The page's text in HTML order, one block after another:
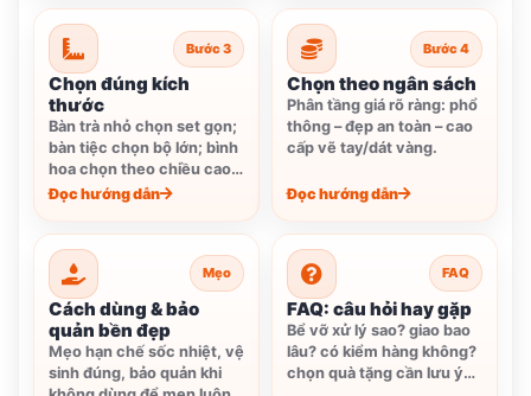
Bước 3
Chọn đúng kích
thước
Bàn trà nhỏ chọn set gọn;
bàn tiệc chọn bộ lớn; bình
hoa chọn theo chiều cao
kệ/không gian.
Đọc hướng dẫn
Bước 4
Chọn theo ngân sách
Phân tầng giá rõ ràng: phổ
thông – đẹp an toàn – cao
cấp vẽ tay/dát vàng.
Đọc hướng dẫn
Mẹo
Cách dùng & bảo
quản bền đẹp
Mẹo hạn chế sốc nhiệt, vệ
sinh đúng, bảo quản khi
FAQ
FAQ: câu hỏi hay gặp
Bể vỡ xử lý sao? giao bao
lâu? có kiểm hàng không?
chọn quà tặng cần lưu ý